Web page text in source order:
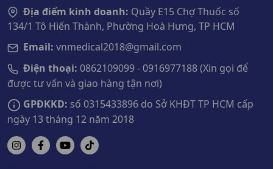
Địa điểm kinh doanh: Quầy E15 Chợ Thuốc số
134/1 Tô Hiến Thành, Phường Hoà Hưng, TP HCM
Email: vnmedical2018@gmail.com
Điện thoại: 0862109099 - 0916977188 (Xin gọi để
được tư vấn và giao hàng tận nơi)
GPĐKKD: số 0315433896 do Sở KHĐT TP HCM cấp
ngày 13 tháng 12 năm 2018